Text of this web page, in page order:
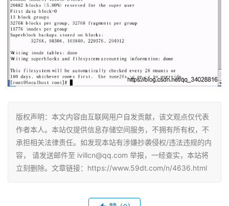
版权声明：本文内容由互联网用户自发贡献，该文观点仅代表
作者本人。本站仅提供信息存储空间服务，不拥有所有权，不
承担相关法律责任。如发现本站有涉嫌抄袭侵权/违法违规的内
容， 请发送邮件至 ivillcn@qq.com 举报，一经查实，本站将
立刻删除。文章链接：https://www.59dt.com/n/4636.html